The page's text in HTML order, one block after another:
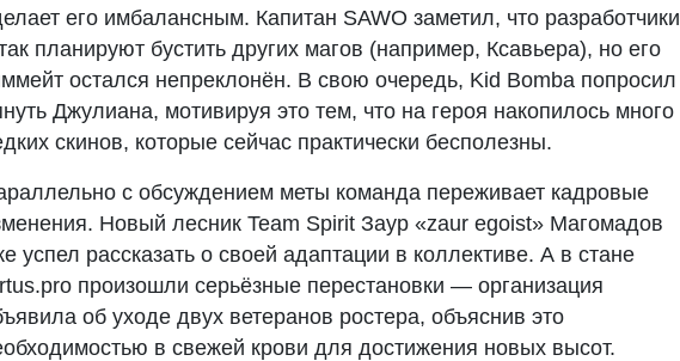
его имбалансным. Капитан SAWO заметил, что разработчики
планируют бустить других магов (например, Ксавьера), но его
остался непреклонён. В свою очередь, Kid Bomba попросил
Джулиана, мотивируя это тем, что на героя накопилось много
скинов, которые сейчас практически бесполезны.
с обсуждением меты команда переживает кадровые
Новый лесник Team Spirit Заур «zaur egoist» Магомадов
успел рассказать о своей адаптации в коллективе. А в стане
произошли серьёзные перестановки — организация
об уходе двух ветеранов ростера, объяснив это
в свежей крови для достижения новых высот.